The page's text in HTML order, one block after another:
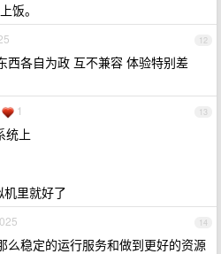
饭。
12
西各自为政 互不兼容 体验特别差
13
1
统上
里就好了
14
么稳定的运行服务和做到更好的资源